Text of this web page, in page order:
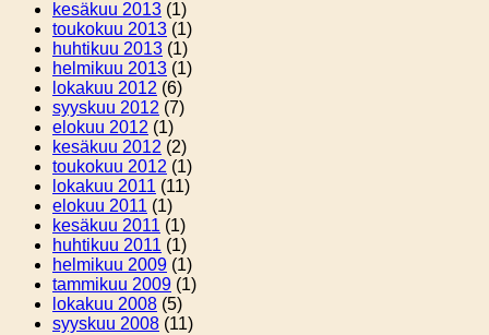
kesäkuu 2013 (1)
toukokuu 2013 (1)
huhtikuu 2013 (1)
helmikuu 2013 (1)
lokakuu 2012 (6)
syyskuu 2012 (7)
elokuu 2012 (1)
kesäkuu 2012 (2)
toukokuu 2012 (1)
lokakuu 2011 (11)
elokuu 2011 (1)
kesäkuu 2011 (1)
huhtikuu 2011 (1)
helmikuu 2009 (1)
tammikuu 2009 (1)
lokakuu 2008 (5)
syyskuu 2008 (11)